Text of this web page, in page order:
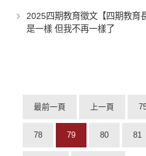
2025四期教育徵文【四期教
是一樣 但我不再一樣了
最前一頁 上一頁
78 79 80 81